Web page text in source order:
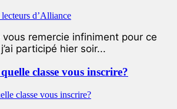
vous remercie infiniment pour ce
participé hier soir...
classe vous inscrire?